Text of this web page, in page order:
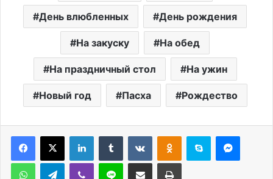
День влюбленных День рождения
На закуску На обед
На праздничный стол На ужин
Новый год Пасха Рождество
LinkedInTumblr ВконтактеОдноклассники
Skype
WhatsAppTelegramViber Line Поделиться через электронную почту Печатать